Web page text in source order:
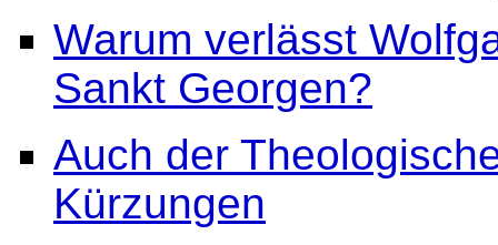
Warum verlässt
Sankt Georgen?
Auch der
Kürzungen